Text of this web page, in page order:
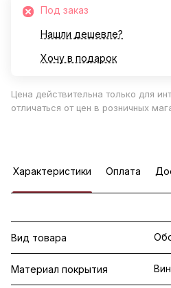
Под заказ
Нашли дешевле?
Хочу в подарок
Цена действительна только для
отличаться от цен в розничных
Характеристики Оплата
Вид товара
Материал покрытия